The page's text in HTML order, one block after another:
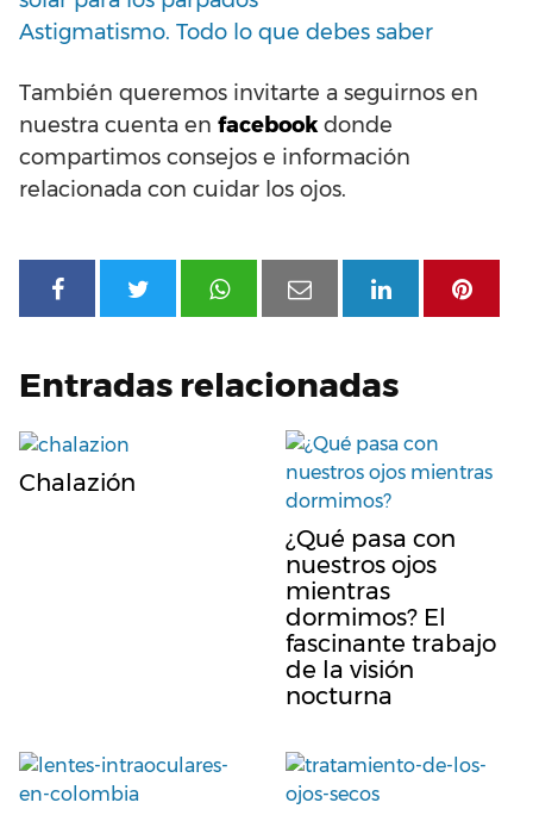
Astigmatismo. Todo lo que debes saber
También queremos invitarte a seguirnos en
nuestra cuenta en facebookdonde
compartimos consejos e información
relacionada con cuidar los ojos.
Entradas relacionadas
Chalazión
¿Qué pasa con
nuestros ojos
mientras
dormimos? El
fascinante trabajo
de la visión
nocturna